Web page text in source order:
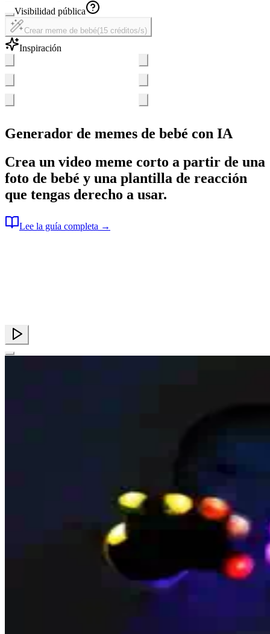
Visibilidad pública
Crear meme de bebé(15 créditos/s)
Inspiración
Generador de memes de bebé con IA
Crea un video meme corto a partir de una
foto de bebé y una plantilla de reacción
que tengas derecho a usar.
Lee la guía completa →